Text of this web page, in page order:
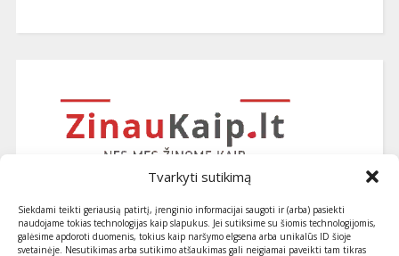
Tvarkyti sutikimą
Siekdami teikti geriausią patirtį, įrenginio informacijai saugoti ir (arba) pasiekti
naudojame tokias technologijas kaip slapukus. Jei sutiksime su šiomis technologijomis,
galėsime apdoroti duomenis, tokius kaip naršymo elgsena arba unikalūs ID šioje
svetainėje. Nesutikimas arba sutikimo atšaukimas gali neigiamai paveikti tam tikras